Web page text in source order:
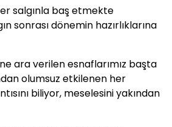
salgınla baş etmekte
sonrası dönemin hazırlıklarına
ara verilen esnaflarımız başta
olumsuz etkilenen her
biliyor, meselesini yakından